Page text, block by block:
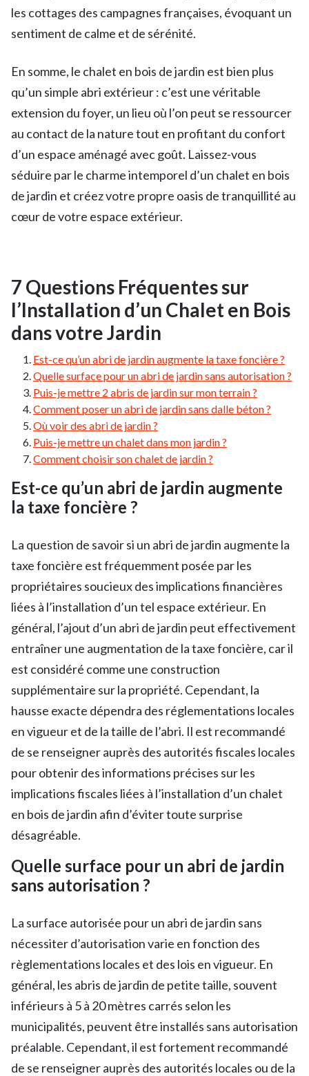
les cottages des campagnes françaises, évoquant un
sentiment de calme et de sérénité.
En somme, le chalet en bois de jardin est bien plus
qu’un simple abri extérieur : c’est une véritable
extension du foyer, un lieu où l’on peut se ressourcer
au contact de la nature tout en profitant du confort
d’un espace aménagé avec goût. Laissez-vous
séduire par le charme intemporel d’un chalet en bois
de jardin et créez votre propre oasis de tranquillité au
cœur de votre espace extérieur.
7 Questions Fréquentes sur
l’Installation d’un Chalet en Bois
dans votre Jardin
Est-ce qu’un abri de jardin augmente la taxe foncière ?
Quelle surface pour un abri de jardin sans autorisation ?
Puis-je mettre 2 abris de jardin sur mon terrain ?
Comment poser un abri de jardin sans dalle béton ?
Où voir des abri de jardin ?
Puis-je mettre un chalet dans mon jardin ?
Comment choisir son chalet de jardin ?
Est-ce qu’un abri de jardin augmente
la taxe foncière ?
La question de savoir si un abri de jardin augmente la
taxe foncière est fréquemment posée par les
propriétaires soucieux des implications financières
liées à l’installation d’un tel espace extérieur. En
général, l’ajout d’un abri de jardin peut effectivement
entraîner une augmentation de la taxe foncière, car il
est considéré comme une construction
supplémentaire sur la propriété. Cependant, la
hausse exacte dépendra des réglementations locales
en vigueur et de la taille de l’abri. Il est recommandé
de se renseigner auprès des autorités fiscales locales
pour obtenir des informations précises sur les
implications fiscales liées à l’installation d’un chalet
en bois de jardin afin d’éviter toute surprise
désagréable.
Quelle surface pour un abri de jardin
sans autorisation ?
La surface autorisée pour un abri de jardin sans
nécessiter d’autorisation varie en fonction des
règlementations locales et des lois en vigueur. En
général, les abris de jardin de petite taille, souvent
inférieurs à 5 à 20 mètres carrés selon les
municipalités, peuvent être installés sans autorisation
préalable. Cependant, il est fortement recommandé
de se renseigner auprès des autorités locales ou de la